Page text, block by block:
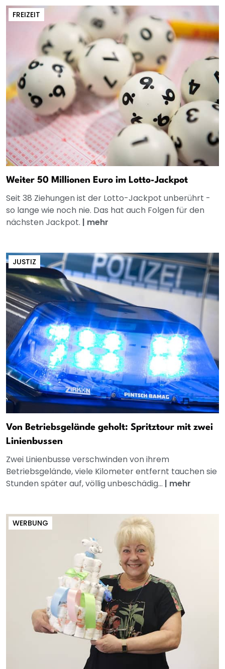
FREIZEIT
Weiter 50 Millionen Euro im Lotto-Jackpot
Seit 38 Ziehungen ist der Lotto-Jackpot unberührt -
so lange wie noch nie. Das hat auch Folgen für den
nächsten Jackpot. | mehr
JUSTIZ
Von Betriebsgelände geholt: Spritztour mit zwei
Linienbussen
Zwei Linienbusse verschwinden von ihrem
Betriebsgelände, viele Kilometer entfernt tauchen sie
Stunden später auf, völlig unbeschädig... | mehr
WERBUNG